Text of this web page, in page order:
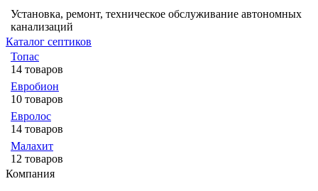
Установка, ремонт, техническое обслуживание автономных
канализаций
Каталог септиков
Топас
14 товаров
Евробион
10 товаров
Евролос
14 товаров
Малахит
12 товаров
Компания